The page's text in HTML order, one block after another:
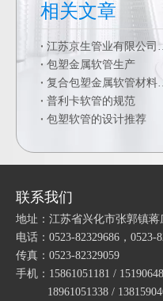
相关文章
江苏京生管业
包塑金属软管生产
复合包塑
普利卡软管的规范
包塑软管的设计推荐
联系我们
地址：江苏省兴化市张郭镇蒋
电话：0523-82329686，0523-
传真：0523-82329059
手机：15861051181 /
18961051338 /